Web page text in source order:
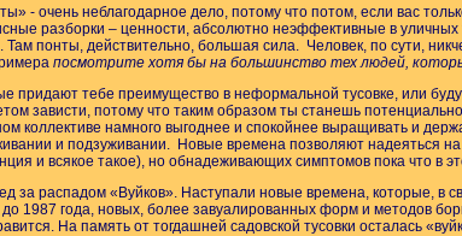
- очень неблагодарное дело, потому что потом, если вас
разборки – ценности, абсолютно неэффективные в
понты, действительно, большая сила. Человек, по сути,
посмотрите хотя бы на большинство тех людей,
придают тебе преимущество в неформальной тусовке, или
зависти, потому что таким образом ты станешь
коллективе намного выгоднее и спокойнее выращивать и
и подзуживании. Новые времена позволяют надеяться на
и всякое такое), но обнадеживающих симптомов пока что в
за распадом «Вуйков». Наступали новые времена, которые, в
1987 года, новых, более завуалированных форм и методов
На память от тогдашней садовской тусовки осталась